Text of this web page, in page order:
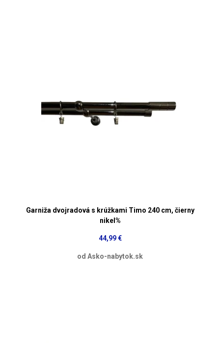
Garniža dvojradová s krúžkami Timo 240 cm, čierny
nikel%
44,99 €
od Asko-nabytok.sk